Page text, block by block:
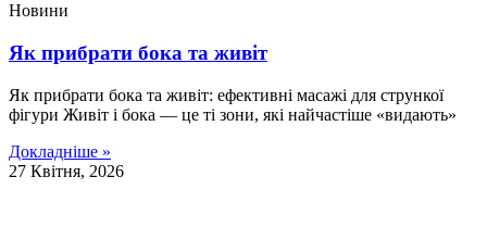
Новини
Як прибрати бока та живіт
Як прибрати бока та живіт: ефективні масажі для стрункої
фігури Живіт і бока — це ті зони, які найчастіше «видають»
Докладніше »
27 Квітня, 2026